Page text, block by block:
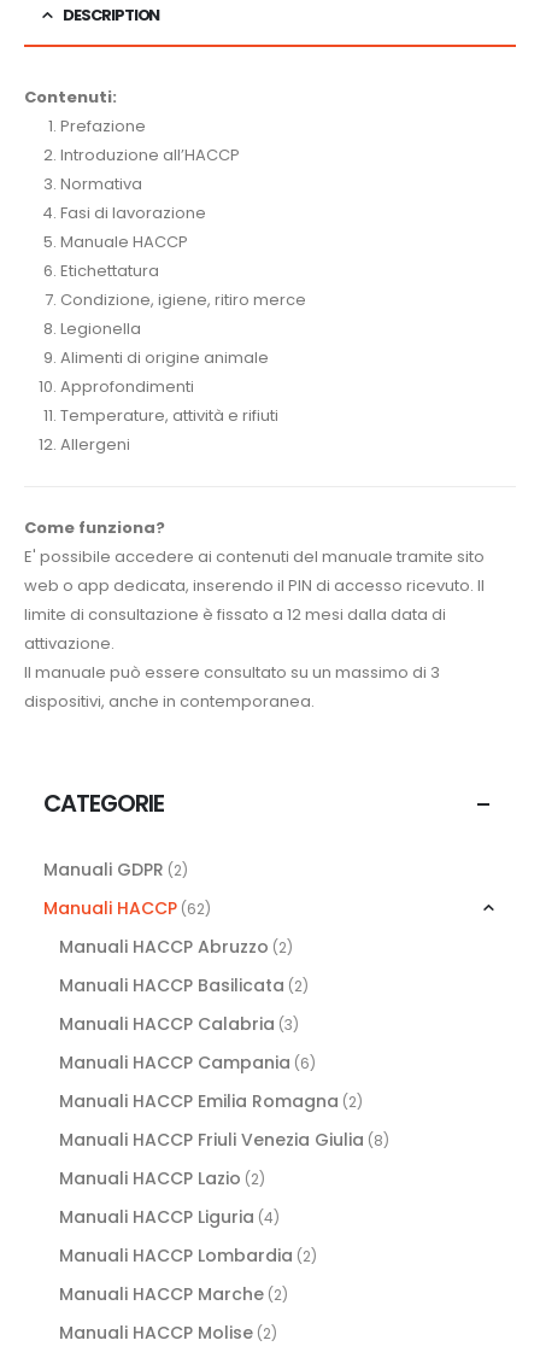
DESCRIPTION
Contenuti:
Prefazione
Introduzione all’HACCP
Normativa
Fasi di lavorazione
Manuale HACCP
Etichettatura
Condizione, igiene, ritiro merce
Legionella
Alimenti di origine animale
Approfondimenti
Temperature, attività e rifiuti
Allergeni
Come funziona?
E' possibile accedere ai contenuti del manuale tramite sito
web o app dedicata, inserendo il PIN di accesso ricevuto. Il
limite di consultazione è fissato a 12 mesi dalla data di
attivazione.
Il manuale può essere consultato su un massimo di 3
dispositivi, anche in contemporanea.
CATEGORIE
Manuali GDPR (2)
Manuali HACCP (62)
Manuali HACCP Abruzzo (2)
Manuali HACCP Basilicata (2)
Manuali HACCP Calabria (3)
Manuali HACCP Campania (6)
Manuali HACCP Emilia Romagna (2)
Manuali HACCP Friuli Venezia Giulia (8)
Manuali HACCP Lazio (2)
Manuali HACCP Liguria (4)
Manuali HACCP Lombardia (2)
Manuali HACCP Marche (2)
Manuali HACCP Molise (2)